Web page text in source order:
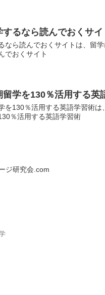
するなら読んでおくサイ
なら読んでおくサイトは、留
でおくサイト
留学を130％活用する英
を130％活用する英語学習術
％活用する英語学習術
ジ研究会.com